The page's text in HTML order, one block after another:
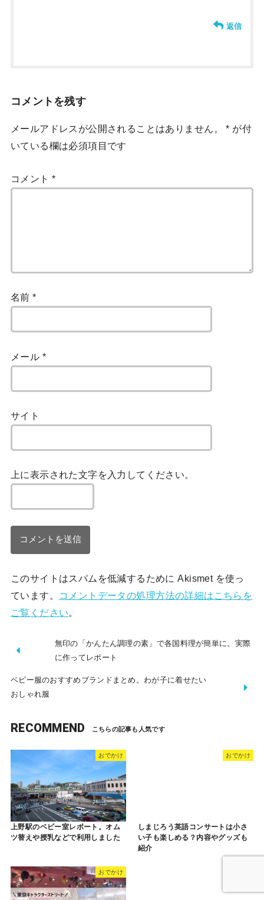
返信
コメントを残す
メールアドレスが公開されることはありません。 * が付
いている欄は必須項目です
コメント *
名前*
メール *
サイト
上に表示された文字を入力してください。
このサイトはスパムを低減するために Akismet を使っ
ています。
コメントデータの処理方法の詳細はこちらを
ご覧ください。
無印の「かんたん調理の素」で各国料理が簡単に。実際
に作ってレポート
ベビー服のおすすめブランドまとめ。わが子に着せたい
おしゃれ服
RECOMMEND
おでかけ
上野駅のベビー室レポート。オム
ツ替えや授乳などで利用しました
おでかけ
しまじろう英語コンサートは小さ
い子も楽しめる？内容やグッズも
紹介
おでかけ